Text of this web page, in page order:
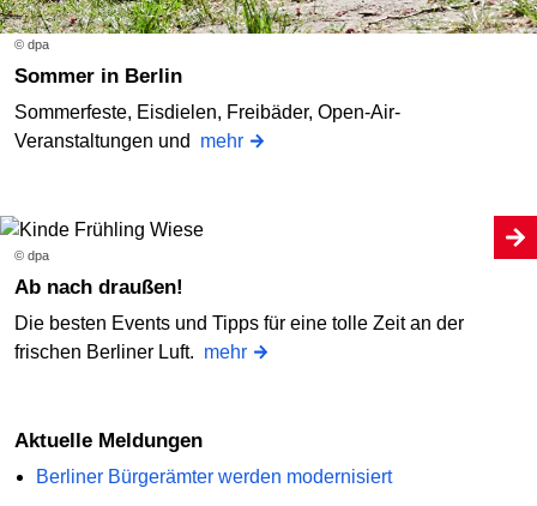
© dpa
Sommer in Berlin
Sommerfeste, Eisdielen, Freibäder, Open-Air-
Veranstaltungen und mehr
© dpa
Ab nach draußen!
Die besten Events und Tipps für eine tolle Zeit an der
frischen Berliner Luft. mehr
Aktuelle Meldungen
Berliner Bürgerämter werden modernisiert